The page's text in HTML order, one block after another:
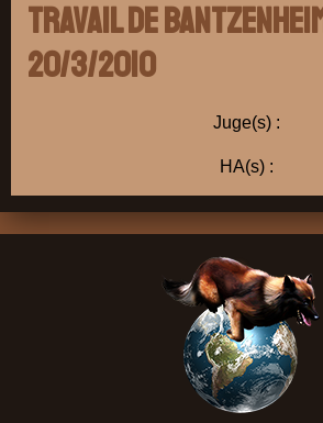
TRAVAIL DE
20/3/2010
Juge(s) :
HA(s) :